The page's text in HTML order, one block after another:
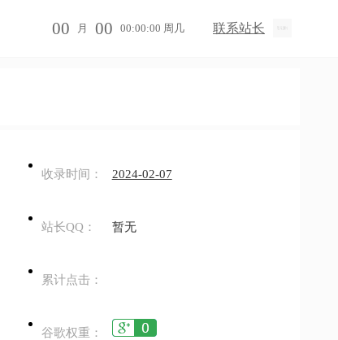
00 月 00 00:00:00 周几 联系站长
收录时间： 2024-02-07
站长QQ： 暂无
累计点击：
谷歌权重：